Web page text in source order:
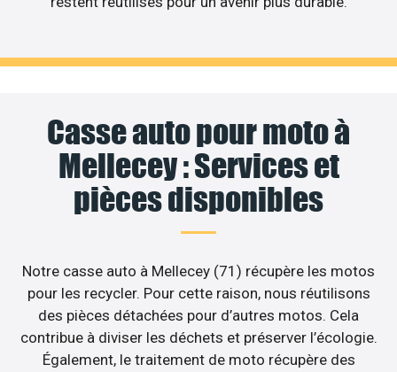
Casse auto pour moto à
Mellecey : Services et
pièces disponibles
Notre casse auto à Mellecey (71) récupère les motos
pour les recycler. Pour cette raison, nous réutilisons
des pièces détachées pour d’autres motos. Cela
contribue à diviser les déchets et préserver l’écologie.
Également, le traitement de moto récupère des